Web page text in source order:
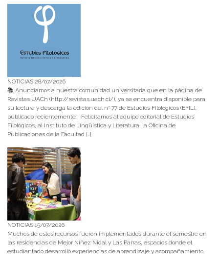
NOTICIAS 28/07/2026
📚 Anunciamos a nuestra comunidad universitaria que en la página de
Revistas UACh (http://revistas.uach.cl/), ya se encuentra disponible para
su lectura y descarga la edición del n° 77 de Estudios Filológicos (EFIL),
publicado recientemente. Felicitamos al equipo editorial de Estudios
Filológicos, al Instituto de Lingüística y Literatura, la Oficina de
Publicaciones de la Facultad […]
NOTICIAS 15/07/2026
Muchos de estos recursos fueron implementados durante el semestre en
las residencias de Mejor Niñez Nidal y Las Parras, espacios donde el
estudiantado desarrolló experiencias de aprendizaje y acompañamiento.